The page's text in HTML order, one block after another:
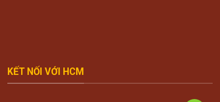
KẾT NỐI VỚI HCM